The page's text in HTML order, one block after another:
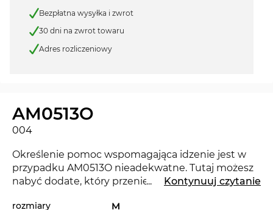
Bezpłatna wysyłka i zwrot
30 dni na zwrot towaru
Adres rozliczeniowy
AM0513O
004
Określenie pomoc wspomagająca idzenie jest w
przypadku AM0513O nieadekwatne. Tutaj możesz
nabyć dodate, który przeniesie Twój wygląd do
modzie. Okulary AM0513O są w roku 2025 zupełną
... Kontynuuj czytanie
rozmiary M